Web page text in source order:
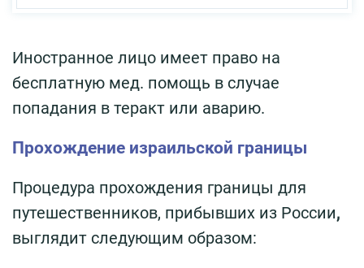
Иностранное лицо имеет право на
бесплатную мед. помощь в случае
попадания в теракт или аварию.
Прохождение израильской границы
Процедура прохождения границы для
путешественников, прибывших из России,
выглядит следующим образом: